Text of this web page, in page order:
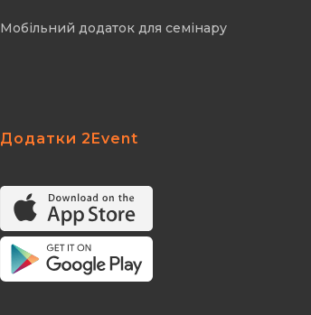
Мобільний додаток для семінару
Додатки 2Event